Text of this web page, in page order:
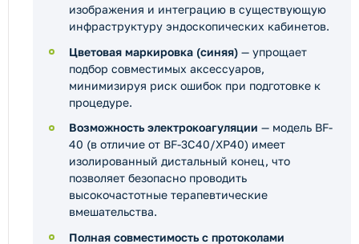
изображения и интеграцию в существующую
инфраструктуру эндоскопических кабинетов.
Цветовая маркировка (синяя) — упрощает
подбор совместимых аксессуаров,
минимизируя риск ошибок при подготовке к
процедуре.
Возможность электрокоагуляции — модель BF-
40 (в отличие от BF-3C40/XP40) имеет
изолированный дистальный конец, что
позволяет безопасно проводить
высокочастотные терапевтические
вмешательства.
Полная совместимость с протоколами